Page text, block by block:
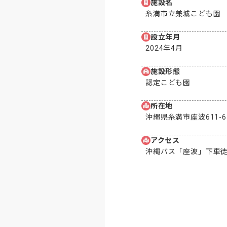
施設名
糸満市立兼城こども園
設立年月
2024年4月
施設形態
認定こども園
所在地
沖縄県糸満市座波611-6
アクセス
沖縄バス「座波」下車